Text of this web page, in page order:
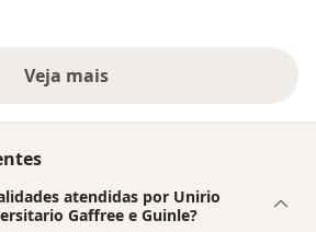
Veja mais
atendidas por Unirio
Gaffree e Guinle?